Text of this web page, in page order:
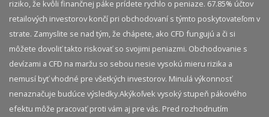
riziko, že kvôli finančnej páke prídete rychlo o peniaze. 67.85% účtov
retailových investorov končí pri obchodovaní s týmto poskytovateľom v
strate. Zamyslite se nad tým, že chápete, ako CFD fungujú a či si
môžete dovoliť takto riskovať so svojimi peniazmi. Obchodovanie s
devízami a CFD na maržu so sebou nesie vysokú mieru rizika a
nemusí byť vhodné pre všetkých investorov. Minulá výkonnosť
nenaznačuje budúce výsledky.​ Akýkoľvek vysoký stupeň pákového
efektu môže pracovať proti vám aj pre vás. Pred rozhodnutím